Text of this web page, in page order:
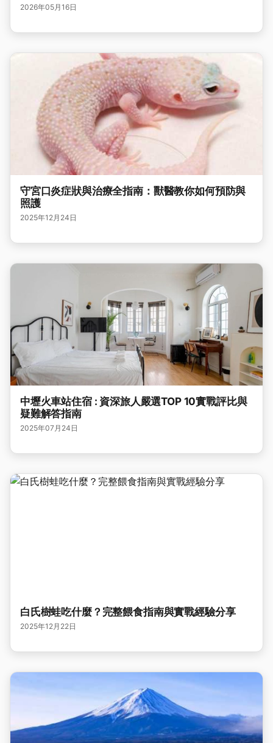
2026年05月16日
守宮口炎症狀與治療全指南：獸醫教你如何預防與
照護
2025年12月24日
中壢火車站住宿 : 資深旅人嚴選TOP 10實戰評比與
疑難解答指南
2025年07月24日
白氏樹蛙吃什麼？完整餵食指南與實戰經驗分享
2025年12月22日